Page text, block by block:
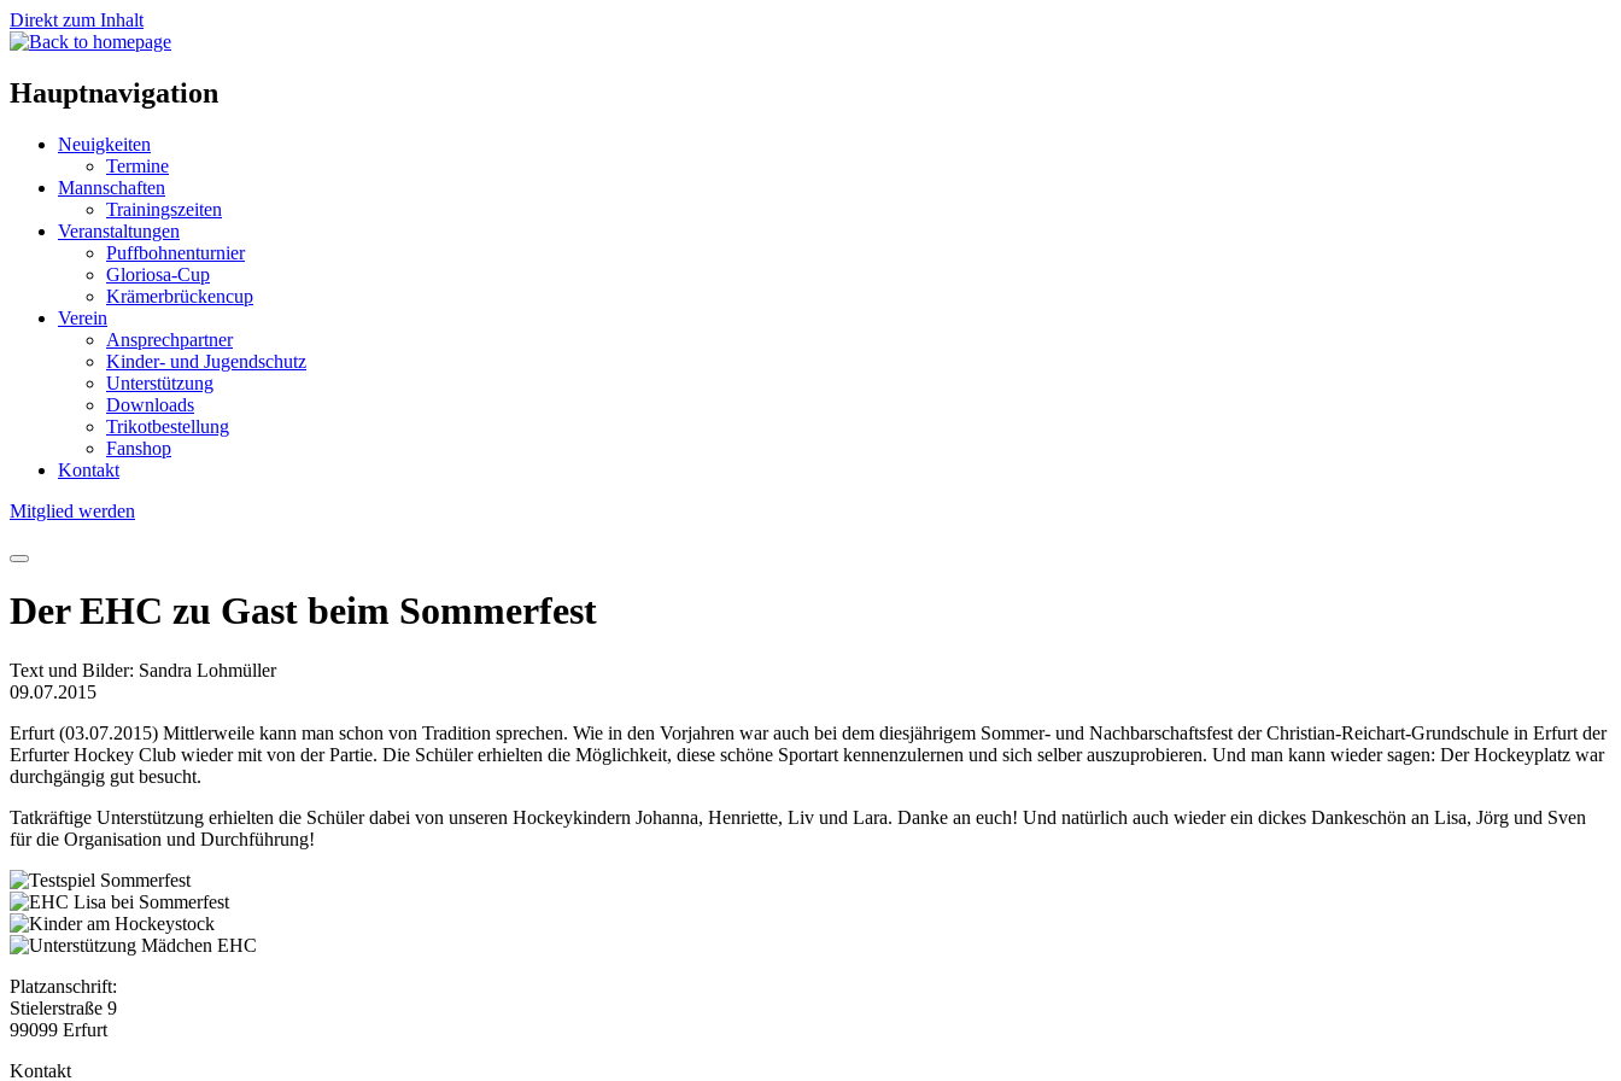
Direkt zum Inhalt
Hauptnavigation
Neuigkeiten
Termine
Mannschaften
Trainingszeiten
Veranstaltungen
Puffbohnenturnier
Gloriosa-Cup
Krämerbrückencup
Verein
Ansprechpartner
Kinder- und Jugendschutz
Unterstützung
Downloads
Trikotbestellung
Fanshop
Kontakt
Mitglied werden
Der EHC zu Gast beim Sommerfest
Text und Bilder: Sandra Lohmüller
09.07.2015
Erfurt (03.07.2015) Mittlerweile kann man schon von Tradition sprechen. Wie in den Vorjahren war auch bei dem diesjährigem Sommer- und Nachbarschaftsfest der Christian-Reichart-Grundschule in Erfurt der
Erfurter Hockey Club wieder mit von der Partie. Die Schüler erhielten die Möglichkeit, diese schöne Sportart kennenzulernen und sich selber auszuprobieren. Und man kann wieder sagen: Der Hockeyplatz war
durchgängig gut besucht.
Tatkräftige Unterstützung erhielten die Schüler dabei von unseren Hockeykindern Johanna, Henriette, Liv und Lara. Danke an euch! Und natürlich auch wieder ein dickes Dankeschön an Lisa, Jörg und Sven
für die Organisation und Durchführung!
Platzanschrift:
Stielerstraße 9
99099 Erfurt
Kontakt